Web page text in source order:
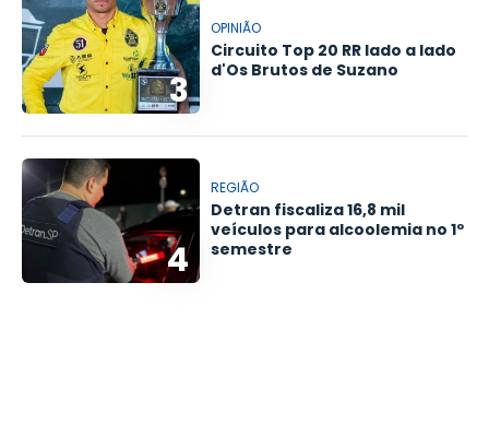
3
OPINIÃO
Circuito Top 20 RR lado a lado
d'Os Brutos de Suzano
4
REGIÃO
Detran fiscaliza 16,8 mil
veículos para alcoolemia no 1º
semestre